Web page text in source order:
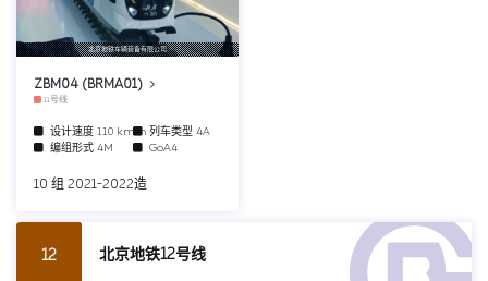
北京地铁车辆装备有限公司
ZBM04 (BRMA01)
11号线
设计速度 110 km/h列车类型 4A
编组形式 4M GoA4
10 组 2021-2022造
12 北京地铁12号线